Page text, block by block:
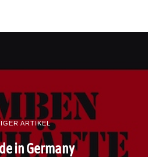
ARTIKEL
in Germany